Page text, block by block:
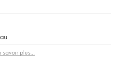
savoir plus...